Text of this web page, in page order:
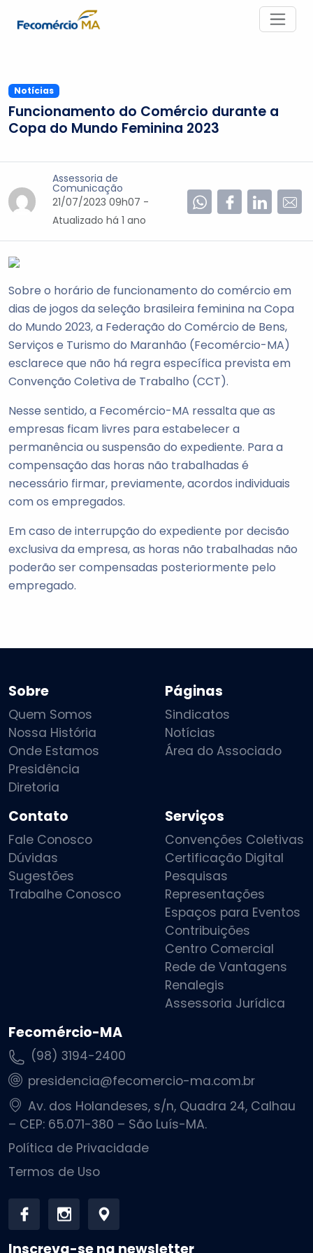
Notícias
Funcionamento do Comércio durante a
Copa do Mundo Feminina 2023
Assessoria de
Comunicação
21/07/2023 09h07 -
Atualizadohá 1 ano
Sobre o horário de funcionamento do comércio em
dias de jogos da seleção brasileira feminina na Copa
do Mundo 2023, a Federação do Comércio de Bens,
Serviços e Turismo do Maranhão (Fecomércio-MA)
esclarece que não há regra específica prevista em
Convenção Coletiva de Trabalho (CCT).
Nesse sentido, a Fecomércio-MA ressalta que as
empresas ficam livres para estabelecer a
permanência ou suspensão do expediente. Para a
compensação das horas não trabalhadas é
necessário firmar, previamente, acordos individuais
com os empregados.
Em caso de interrupção do expediente por decisão
exclusiva da empresa, as horas não trabalhadas não
poderão ser compensadas posteriormente pelo
empregado.
Sobre
Quem Somos
Nossa História
Onde Estamos
Presidência
Diretoria
Páginas
Sindicatos
Notícias
Área do Associado
Contato
Fale Conosco
Dúvidas
Sugestões
Trabalhe Conosco
Serviços
Convenções Coletivas
Certificação Digital
Pesquisas
Representações
Espaços para Eventos
Contribuições
Centro Comercial
Rede de Vantagens
Renalegis
Assessoria Jurídica
Fecomércio-MA
(98) 3194-2400
presidencia@fecomercio-ma.com.br
Av. dos Holandeses, s/n, Quadra 24, Calhau
– CEP: 65.071-380 – São Luís-MA.
Política de Privacidade
Termos de Uso
Inscreva-se na newsletter